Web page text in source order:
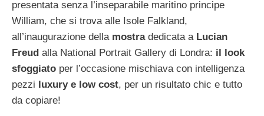
presentata senza l’inseparabile maritino principe
William, che si trova alle Isole Falkland,
all’inaugurazione della mostradedicata a Lucian
Freud alla National Portrait Gallery di Londra: il look
sfoggiato per l’occasione mischiava con intelligenza
pezzi luxury e low cost, per un risultato chic e tutto
da copiare!